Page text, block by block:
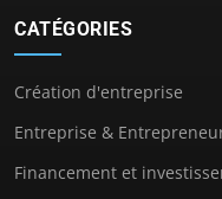
CATÉGORIES
Création d'entreprise
Entreprise &
Financement et